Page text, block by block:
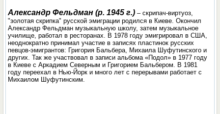
Александр Фельдман (р. 1945 г.) – скрипач-виртуоз,
"золотая скрипка" русской эмиграции родился в Киеве. Окончил
Александр Фельдман музыкальную школу, затем музыкальное
училище, работал в ресторанах. В 1978 году эмигрировал в США,
неоднократно принимал участие в записях пластинок русских
певцов-эмигрантов: Григория Бальбера, Михаила Шуфутинского и
других. Так же участвовал в записи альбома «Подол» в 1977 году
в Киеве с Аркадием Северным и Григорием Бальбером. В 1981
году переехал в Нью-Йорк и много лет с перерывами работает с
Михаилом Шуфутинским.